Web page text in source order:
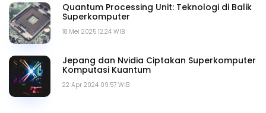
18 Mei 2025 12.24 WIB
Quantum Processing Unit: Teknologi di Balik
Superkomputer
22 Apr 2024 09.57 WIB
Jepang dan Nvidia Ciptakan Superkomputer
Komputasi Kuantum